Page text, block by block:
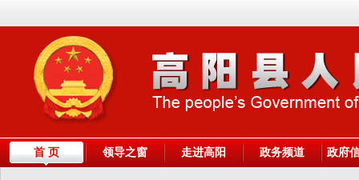
首 页 领导之窗 走进高阳 政务频道 政府